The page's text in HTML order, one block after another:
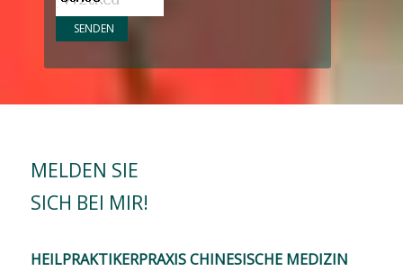
MELDEN SIE
SICH BEI MIR!
HEILPRAKTIKERPRAXIS CHINESISCHE MEDIZIN